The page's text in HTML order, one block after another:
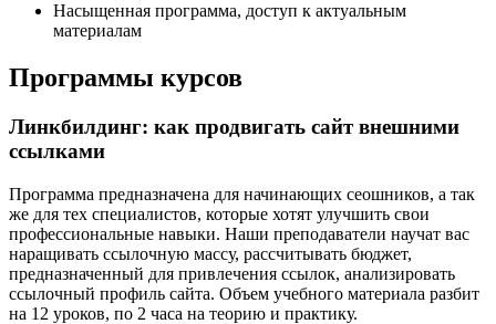
Насыщенная программа, доступ к актуальным
материалам
Программы курсов
Линкбилдинг: как продвигать сайт внешними
ссылками
Программа предназначена для начинающих сеошников, а так
же для тех специалистов, которые хотят улучшить свои
профессиональные навыки. Наши преподаватели научат вас
наращивать ссылочную массу, рассчитывать бюджет,
предназначенный для привлечения ссылок, анализировать
ссылочный профиль сайта. Объем учебного материала разбит
на 12 уроков, по 2 часа на теорию и практику.